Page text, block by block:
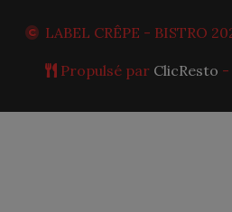
LABEL CRÊPE - BISTRO
Propulsé par ClicResto -